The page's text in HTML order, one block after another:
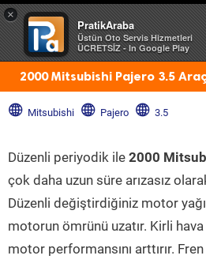
×
PratikAraba
Üstün Oto Servis Hizmetleri
ÜCRETSİZ - In Google Play
2000 Mitsubishi Pajero 3.5 Araç
Mitsubishi Pajero 3.5
Düzenli periyodik ile 2000
çok daha uzun süre arızasız
Düzenli değiştirdiğiniz motor
motorun ömrünü uzatır. Kirli
motor performansını arttırır.